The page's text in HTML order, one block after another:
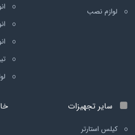
لوازم نصب
سایر تجهیزات
کیلس استارتر